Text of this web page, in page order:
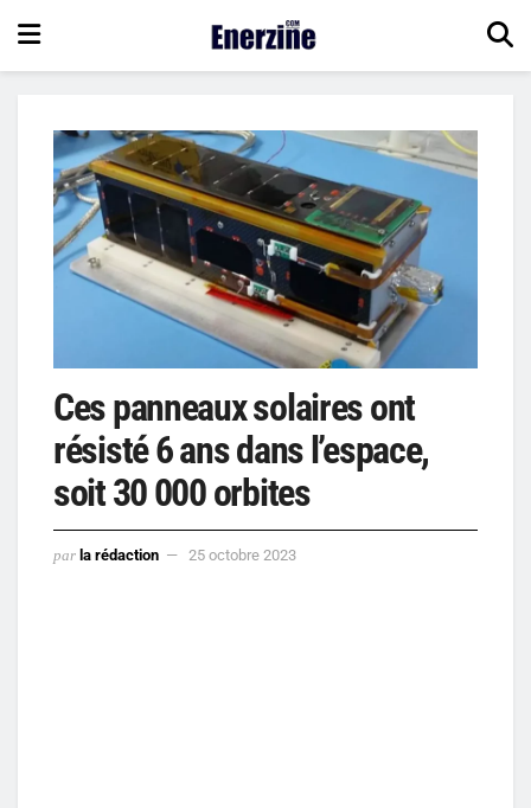
Ces panneaux solaires ont
résisté 6 ans dans l’espace,
soit 30 000 orbites
par la rédaction 25 octobre 2023